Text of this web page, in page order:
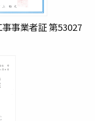
事業者証 第53027